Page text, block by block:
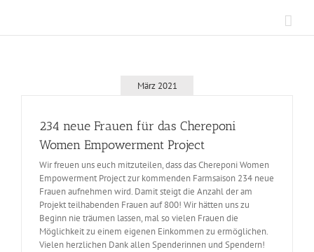
springen
März 2021
234 neue Frauen für das Chereponi
Women Empowerment Project
Wir freuen uns euch mitzuteilen, dass das Chereponi Women
Empowerment Project zur kommenden Farmsaison 234 neue
Frauen aufnehmen wird. Damit steigt die Anzahl der am
Projekt teilhabenden Frauen auf 800! Wir hätten uns zu
Beginn nie träumen lassen, mal so vielen Frauen die
Möglichkeit zu einem eigenen Einkommen zu ermöglichen.
Vielen herzlichen Dank allen Spenderinnen und Spendern!